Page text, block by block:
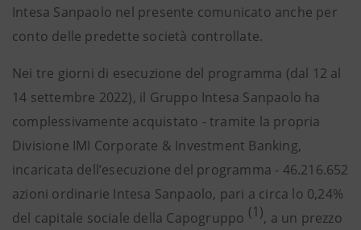
Intesa Sanpaolo nel presente comunicato anche per
conto delle predette società controllate.
Nei tre giorni di esecuzione del programma (dal 12 al
14 settembre 2022), il Gruppo Intesa Sanpaolo ha
complessivamente acquistato - tramite la propria
Divisione IMI Corporate & Investment Banking,
incaricata dell’esecuzione del programma - 46.216.652
azioni ordinarie Intesa Sanpaolo, pari a circa lo 0,24%
del capitale sociale della Capogruppo (1), a un prezzo